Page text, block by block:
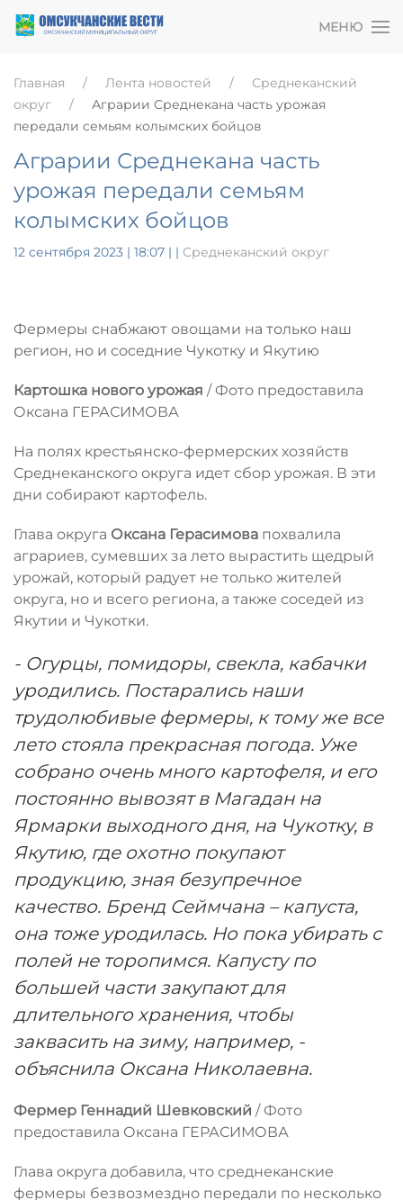
МЕНЮ
Главная Лента новостей
Среднеканский
округ
Аграрии Среднекана часть урожая
передали семьям колымских бойцов
Аграрии Среднекана часть
урожая передали семьям
колымских бойцов
12 сентября 2023 | 18:07 | | Среднеканский округ
Фермеры снабжают овощами на только наш
регион, но и соседние Чукотку и Якутию
Картошка нового урожая / Фото предоставила
Оксана ГЕРАСИМОВА
На полях крестьянско-фермерских хозяйств
Среднеканского округа идет сбор урожая. В эти
дни собирают картофель.
Глава округа Оксана Герасимова похвалила
аграриев, сумевших за лето вырастить щедрый
урожай, который радует не только жителей
округа, но и всего региона, а также соседей из
Якутии и Чукотки.
- Огурцы, помидоры, свекла, кабачки
уродились. Постарались наши
трудолюбивые фермеры, к тому же все
лето стояла прекрасная погода. Уже
собрано очень много картофеля, и его
постоянно вывозят в Магадан на
Ярмарки выходного дня, на Чукотку, в
Якутию, где охотно покупают
продукцию, зная безупречное
качество. Бренд Сеймчана – капуста,
она тоже уродилась. Но пока убирать с
полей не торопимся. Капусту по
большей части закупают для
длительного хранения, чтобы
заквасить на зиму, например, -
объяснила Оксана Николаевна.
Фермер Геннадий Шевковский / Фото
предоставила Оксана ГЕРАСИМОВА
Глава округа добавила, что среднеканские
фермеры безвозмездно передали по несколько